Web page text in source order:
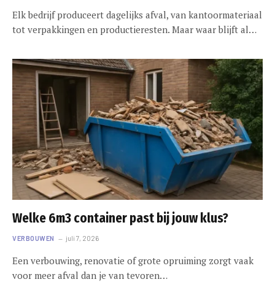
Elk bedrijf produceert dagelijks afval, van kantoormateriaal
tot verpakkingen en productieresten. Maar waar blijft al…
Welke 6m3 container past bij jouw klus?
VERBOUWEN juli 7, 2026
Een verbouwing, renovatie of grote opruiming zorgt vaak
voor meer afval dan je van tevoren…